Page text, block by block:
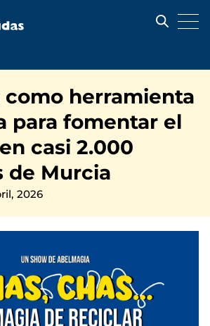
como herramienta
para fomentar el
casi 2.000
de Murcia
2026